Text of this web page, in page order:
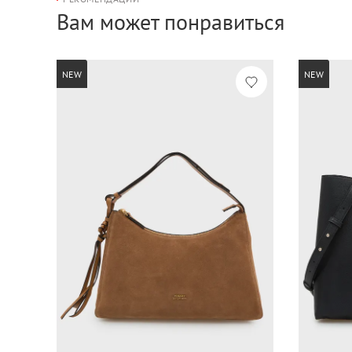
Вам может понравиться
NEW NEW